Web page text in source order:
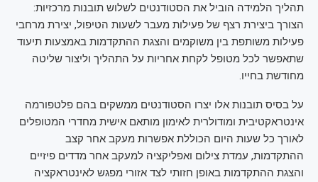
תהליך הלמידה הוביל את הסטודנטים לשלוש תובנות מרכזיות:
הצורך ביצירת רצף של פעילות מעבר לשעות הטיפול, יצירת מרחבי
פעילות משותפת בין משוקמים והצגת ההתקדמות באמצעות תיעוד
שתאפשר לכל מטופל לקחת אחריות על התהליך וליצור שליטה
מחודשת בחייו.
על בסיס תובנות אלו יצרו הסטודנטים ממשקים בהם פלטפורמה
אינטראקטיבית ומודולרית לאימון מותאם אישית מחדרי המטופלים
לאורך כל שעות היום הכוללת אפשרות מעקב אחר קצב
ההתקדמות, עמדת צילום ואפליקציה למעקב אחר מדדים פיזיים
והצגת ההתקדמות באופן חזותי לצד אזורי מפגש לאינטראקציה